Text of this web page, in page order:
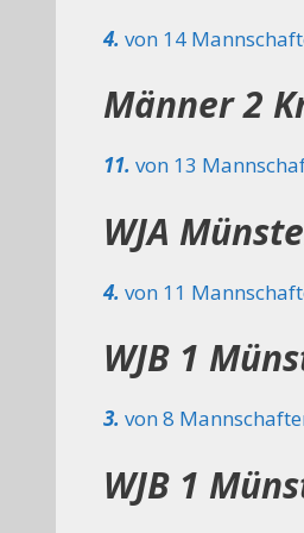
4. von 14
Männer 2
11. von 13
WJA
4. von 11
WJB 1
3. von 8
WJB 1